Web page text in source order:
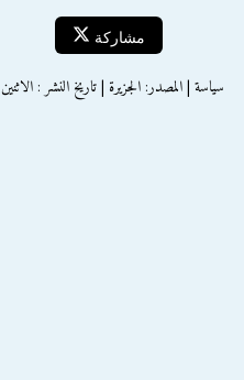
مشاركة
سياسة | المصدر: الجزيرة | تاريخ النشر : الاثنين 27 يناير 2014